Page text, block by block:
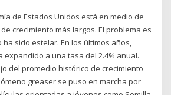
de Estados Unidos está en medio de
crecimiento más largos. El problema es
ha sido estelar. En los últimos años,
expandido a una tasa del 2.4% anual.
del promedio histórico de crecimiento
greaser se puso en marcha por